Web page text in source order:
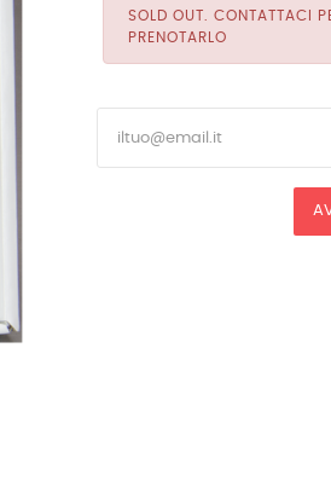
SOLD OUT. CONTATTACI
PRENOTARLO